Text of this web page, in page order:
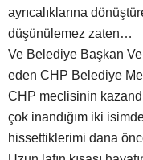
ayrıcalıklarına
düşünülemez zaten…
Ve Belediye Başkan
eden CHP Belediye
CHP meclisinin
çok inandığım iki
hissettiklerimi dana